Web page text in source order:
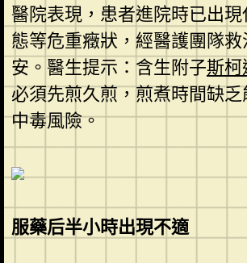
醫院表現，患者進院時已出
態等危重癥狀，經醫護團隊
安。醫生提示：含生附子斯柯
必須先煎久煎，煎煮時間缺
中毒風險。
服藥后半小時出現不適